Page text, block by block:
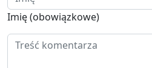
Imię (obowiązkowe)